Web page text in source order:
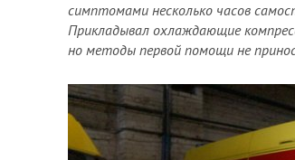
симптомами несколько часов
Прикладывал охлаждающие
но методы первой помощи не